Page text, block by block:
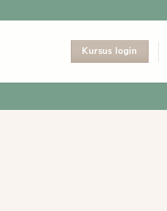
Kursus login